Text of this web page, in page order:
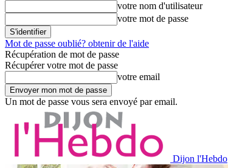
votre nom d'utilisateur
votre mot de passe
Mot de passe oublié? obtenir de l'aide
Récupération de mot de passe
Récupérer votre mot de passe
votre email
Un mot de passe vous sera envoyé par email.
Dijon l'Hebdo